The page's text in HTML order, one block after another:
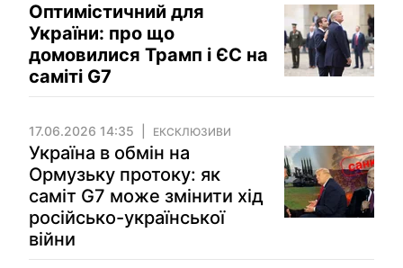
Оптимістичний для
України: про що
домовилися Трамп і ЄС на
саміті G7
17.06.2026 14:35 ЕКСКЛЮЗИВИ
Україна в обмін на
Ормузьку протоку: як
саміт G7 може змінити хід
російсько-української
війни